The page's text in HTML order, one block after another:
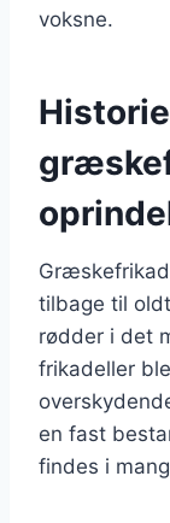
voksne.
tilbage til
rødder i det
frikadeller
en fast
findes i